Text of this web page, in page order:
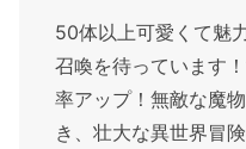
50体以上可愛くて魅
召喚を待っています
率アップ！無敵な魔
き、壮大な異世界冒